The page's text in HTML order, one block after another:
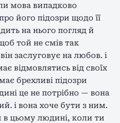
мова випадково
його підозри щодо її
на нього погляд й
той не смів так
заслуговує на любов. і
відмовлятись від своїх
брехливі підозри
це не потрібно — вона
і вона хоче бути з ним.
в цьому людині, коли ти